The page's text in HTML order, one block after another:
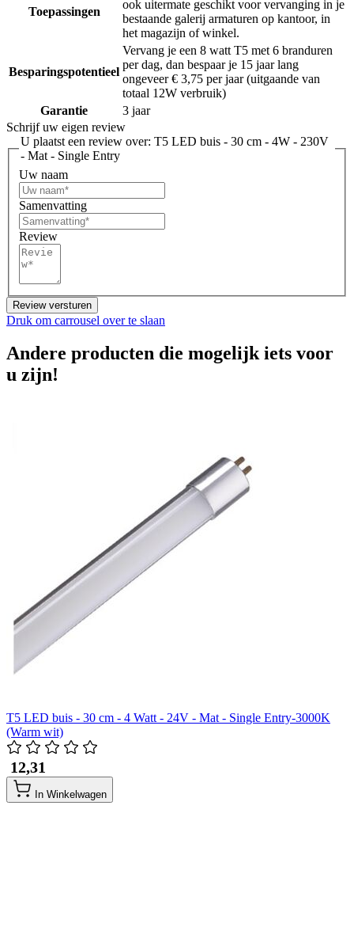
Toepassingen
ook uitermate geschikt voor vervanging in je
bestaande galerij armaturen op kantoor, in
het magazijn of winkel.
Besparingspotentieel
Vervang je een 8 watt T5 met 6 branduren
per dag, dan bespaar je 15 jaar lang
ongeveer € 3,75 per jaar (uitgaande van
totaal 12W verbruik)
Garantie
3 jaar
Schrijf uw eigen review
U plaatst een review over: T5 LED buis - 30 cm - 4W - 230V
- Mat - Single Entry
Uw naam
Samenvatting
Review
Review versturen
Druk om carrousel over te slaan
Andere producten die mogelijk iets voor
u zijn!
T5 LED buis - 30 cm - 4 Watt - 24V - Mat - Single Entry-3000K
(Warm wit)
​ 12,31
In Winkelwagen